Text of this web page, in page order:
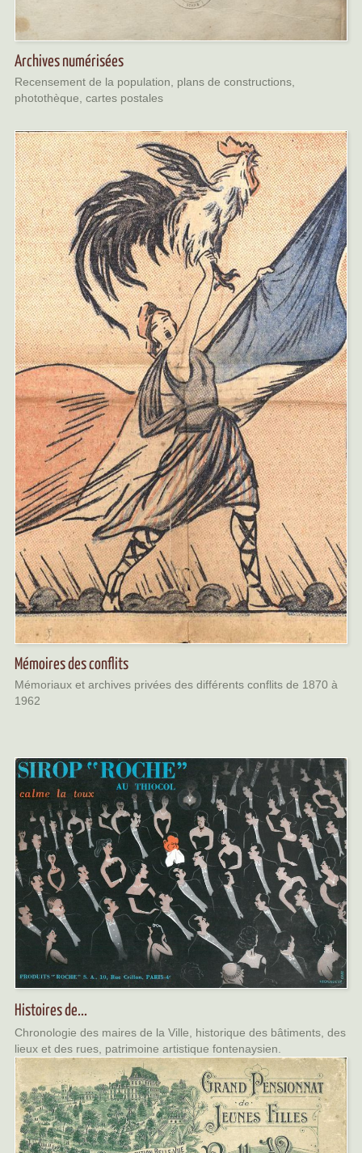
Archives numérisées
Recensement de la population, plans de constructions,
photothèque, cartes postales
Mémoires des conflits
Mémoriaux et archives privées des différents conflits de 1870 à
1962
Histoires de...
Chronologie des maires de la Ville, historique des bâtiments, des
lieux et des rues, patrimoine artistique fontenaysien.